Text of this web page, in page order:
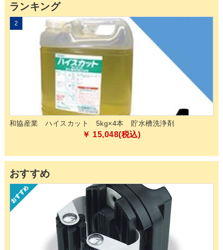
ランキング
2
和協産業 ハイスカット 5kg×4本 貯水槽洗浄剤
￥ 15,048(税込)
おすすめ